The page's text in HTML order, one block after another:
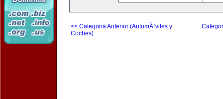
<< Categoria Anterior (AutomÃ³viles y
Coches)